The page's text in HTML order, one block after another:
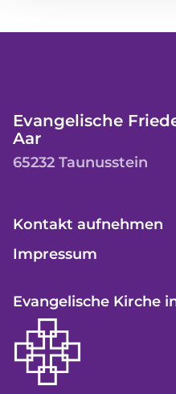
Evangelische
Aar
65232 Taunusstein
Kontakt aufnehmen
Impressum
Evangelische Kirche